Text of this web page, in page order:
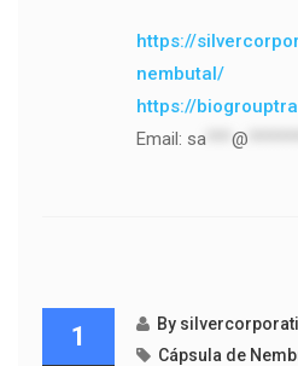
https://
nembutal/
https://
Email: sa*** @
1 By
Cápsula de